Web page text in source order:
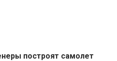
построят самолет